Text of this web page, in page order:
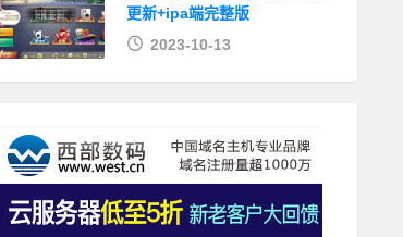
更新+ipa端完整版
2023-10-13